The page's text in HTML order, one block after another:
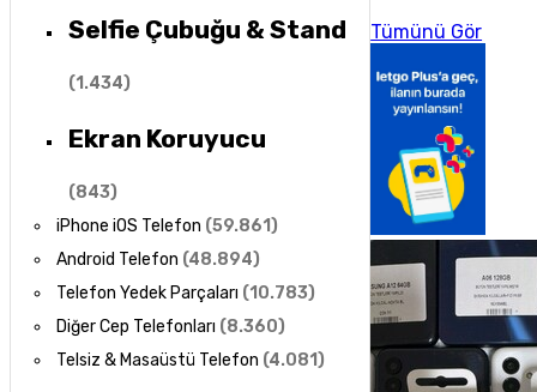
Selfie Çubuğu & Stand
(1.434)
Ekran Koruyucu
(843)
iPhone iOS Telefon (59.861)
Android Telefon (48.894)
Telefon Yedek Parçaları (10.783)
Diğer Cep Telefonları (8.360)
Telsiz & Masaüstü Telefon (4.081)
Tümünü Gör